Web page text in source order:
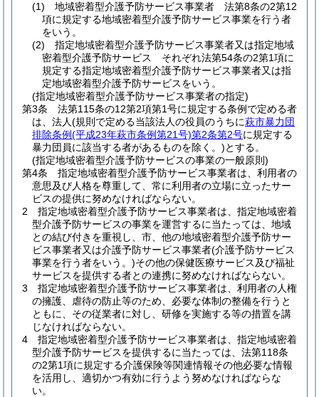
(1)
地域密着型介護予防サービス事業者 法第8条の2第12
項に規定する地域密着型介護予防サービス事業を行う者
をいう。
(2)
指定地域密着型介護予防サービス事業者又は指定地域
密着型介護予防サービス それぞれ法第54条の2第1項に
規定する指定地域密着型介護予防サービス事業者又は指
定地域密着型介護予防サービスをいう。
(指定地域密着型介護予防サービス事業者の指定)
第3条
法第115条の12第2項第1号に規定する条例で定める者
は、法人(規則で定める当該法人の役員のうちに萩市暴力団
排除条例(平成23年萩市条例第21号)第2条第2号に規定する
暴力団員に該当する者があるものを除く。)とする。
(指定地域密着型介護予防サービスの事業の一般原則)
第4条
指定地域密着型介護予防サービス事業者は、利用者の
意思及び人格を尊重して、常に利用者の立場に立ったサー
ビスの提供に努めなければならない。
2
指定地域密着型介護予防サービス事業者は、指定地域密着
型介護予防サービスの事業を運営するに当たっては、地域
との結び付きを重視し、市、他の地域密着型介護予防サー
ビス事業者又は介護予防サービス事業者(介護予防サービス
事業を行う者をいう。)その他の保健医療サービス及び福祉
サービスを提供する者との連携に努めなければならない。
3
指定地域密着型介護予防サービス事業者は、利用者の人権
の擁護、虐待の防止等のため、必要な体制の整備を行うと
ともに、その従業者に対し、研修を実施する等の措置を講
じなければならない。
4
指定地域密着型介護予防サービス事業者は、指定地域密着
型介護予防サービスを提供するに当たっては、法第118条
の2第1項に規定する介護保険等関連情報その他必要な情報
を活用し、適切かつ有効に行うよう努めなければならな
い。